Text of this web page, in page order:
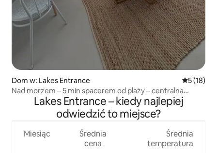
Dom w: Lakes Entrance Średnia
5 (18)
Nad morzem – 5 min spacerem od plaży – centralna
lokalizacjaLakes Entrance – kiedy najlepiej
odwiedzić to miejsce?
Miesiąc
Średnia
cena
Średnia
temperatura